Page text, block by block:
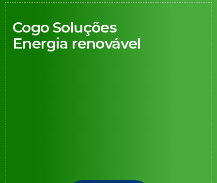
Cogo Soluções
Energia renovável